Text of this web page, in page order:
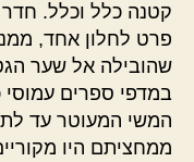
קטנה כלל וכלל.
פרט לחלון אחד,
שהובילה אל שער
במדפי ספרים
המשי המעוטר עד
ממחציתם היו